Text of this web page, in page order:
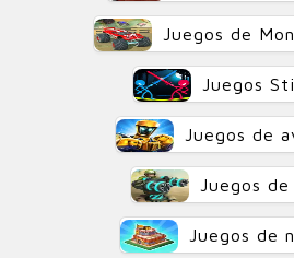
Juegos de
Juegos
Juegos de
Juegos de
Juegos de